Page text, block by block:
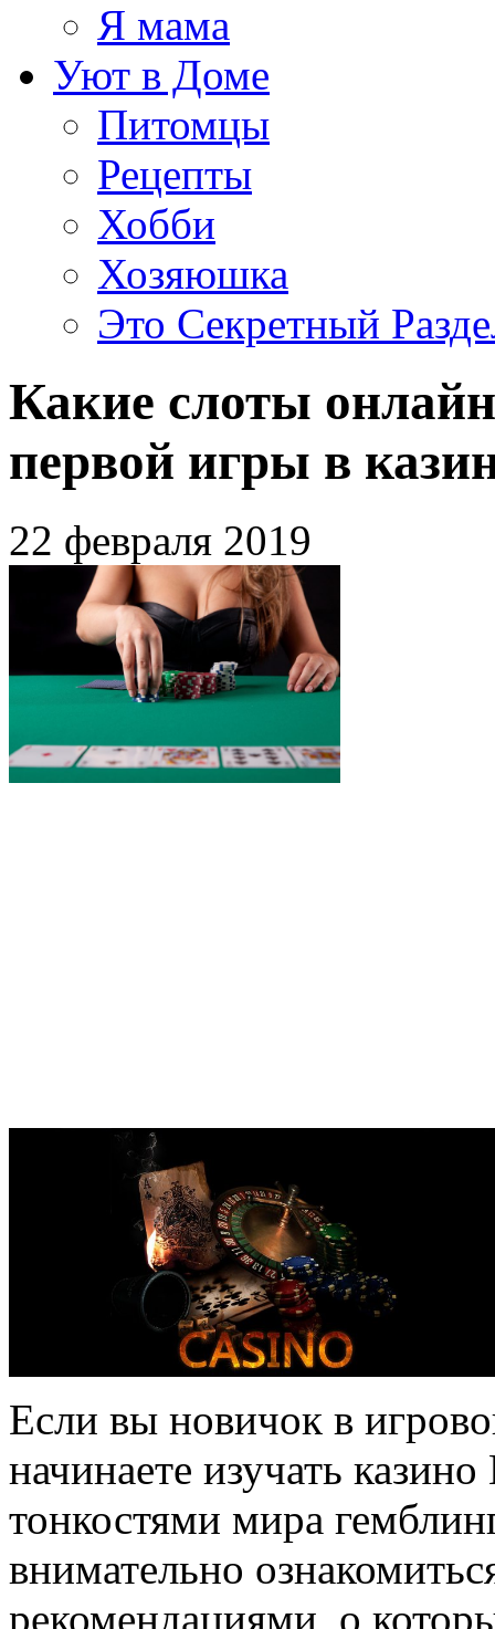
Я мама
Уют в Доме
Питомцы
Рецепты
Хобби
Хозяюшка
Это Секретный
Какие слоты
первой игры в
22 февраля 2019
Если вы новичок в
начинаете изучать
тонкостями мира
внимательно
рекомендациями, о